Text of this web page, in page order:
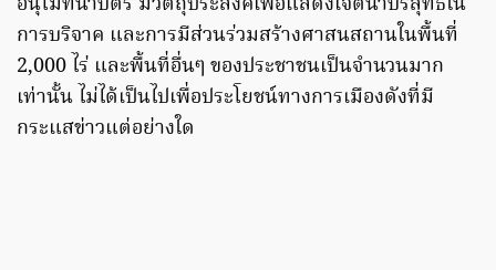
การบริจาค และการมีส่วนร่วมสร้างศาสนสถานในพื้นที่
2,000 ไร่ และพื้นที่อื่นๆ ของประชาชนเป็นจำนวนมาก
เท่านั้น ไม่ได้เป็นไปเพื่อประโยชน์ทางการเมืองดังที่มี
กระแสข่าวแต่อย่างใด